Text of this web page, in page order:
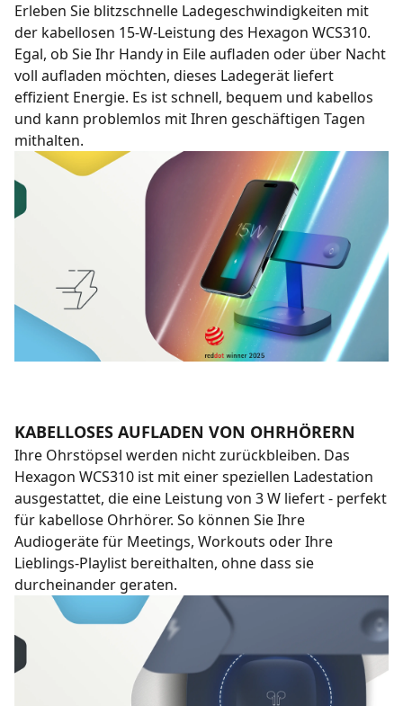
Erleben Sie blitzschnelle Ladegeschwindigkeiten mit
der kabellosen 15-W-Leistung des Hexagon WCS310.
Egal, ob Sie Ihr Handy in Eile aufladen oder über Nacht
voll aufladen möchten, dieses Ladegerät liefert
effizient Energie. Es ist schnell, bequem und kabellos
und kann problemlos mit Ihren geschäftigen Tagen
mithalten.
KABELLOSES AUFLADEN VON OHRHÖRERN
Ihre Ohrstöpsel werden nicht zurückbleiben. Das
Hexagon WCS310 ist mit einer speziellen Ladestation
ausgestattet, die eine Leistung von 3 W liefert - perfekt
für kabellose Ohrhörer. So können Sie Ihre
Audiogeräte für Meetings, Workouts oder Ihre
Lieblings-Playlist bereithalten, ohne dass sie
durcheinander geraten.